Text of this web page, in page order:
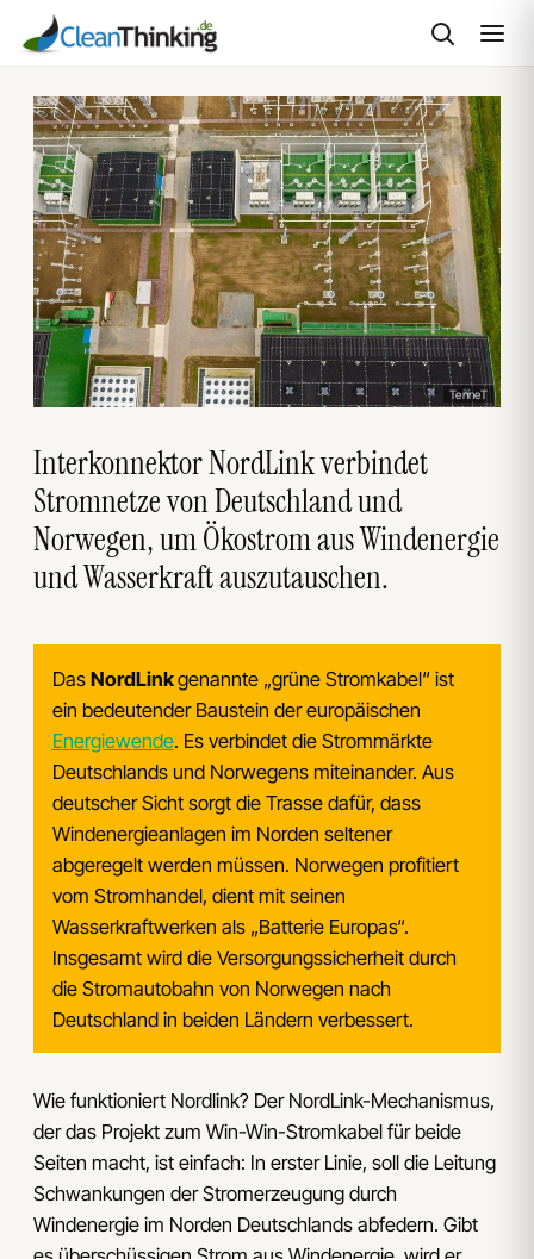
Inhalt
springen
TenneT
Interkonnektor NordLink verbindet
Stromnetze von Deutschland und
Norwegen, um Ökostrom aus Windenergie
und Wasserkraft auszutauschen.
Das NordLinkgenannte „grüne Stromkabel“ ist
ein bedeutender Baustein der europäischen
Energiewende. Es verbindet die Strommärkte
Deutschlands und Norwegens miteinander. Aus
deutscher Sicht sorgt die Trasse dafür, dass
Windenergieanlagen im Norden seltener
abgeregelt werden müssen. Norwegen profitiert
vom Stromhandel, dient mit seinen
Wasserkraftwerken als „Batterie Europas“.
Insgesamt wird die Versorgungssicherheit durch
die Stromautobahn von Norwegen nach
Deutschland in beiden Ländern verbessert.
Wie funktioniert Nordlink? Der NordLink-Mechanismus,
der das Projekt zum Win-Win-Stromkabel für beide
Seiten macht, ist einfach: In erster Linie, soll die Leitung
Schwankungen der Stromerzeugung durch
Windenergie im Norden Deutschlands abfedern. Gibt